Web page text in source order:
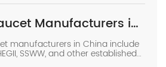
Top Sensor Faucet Manufacturers in China (2026 Update)
manufacturers in China include
SSWW, and other established